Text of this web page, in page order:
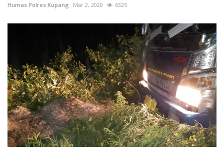
Humas Polres Kupang Mar 2, 2020 6325